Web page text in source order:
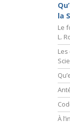
la
Le
L.
À